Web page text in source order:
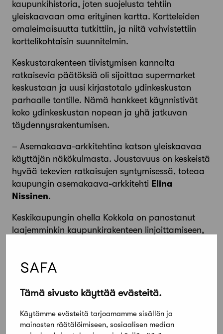
Tämä sivusto käyttää evästeitä.
Käytämme evästeitä tarjoamamme sisällön ja
mainosten räätälöimiseen, sosiaalisen median
kaupunkihistoria, joten suojelusta tehtiin
yleiskaavaan oma erityinen kartta. Kortteleiden
omaleimaisuutta tutkittiin, ja niitä vahvistettiin
korttelikohtaisin suunnitelmin.
Keskustarakenteen tiivistymisen kannalta
ratkaisevia päätöksiä oli sijoittaa supermarket
keskustaan ja uusi kirjastotalo ydinkeskustan
parhaalle tontille. Nämä hankkeet käynnistivät
koko ydinkeskustan nopean ja yhä jatkuvan
täydennysrakentumisen.
– Asemakaava-arkkitehtina katson yleiskaavaa
käyttäjän näkökulmasta. Joustavuus on keskeistä
hyvää tekevien ratkaisujen syntymisessä, toteaa
kaupungin asemakaava-arkkitehti Elina
Nissinen.
Keskikaupungin ohella Kokkola on panostanut
laajemminkin kaupunkirakenteen linjoittamiseen,
kaupunkikohtaista. Luovemman lähestymistavan
voi sen sijaan siirtää yli kuntarajojen, Nissinen
jatkaa.